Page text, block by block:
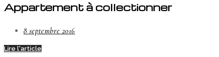
Appartement à collectionner
8 septembre 2016
Lire l'article